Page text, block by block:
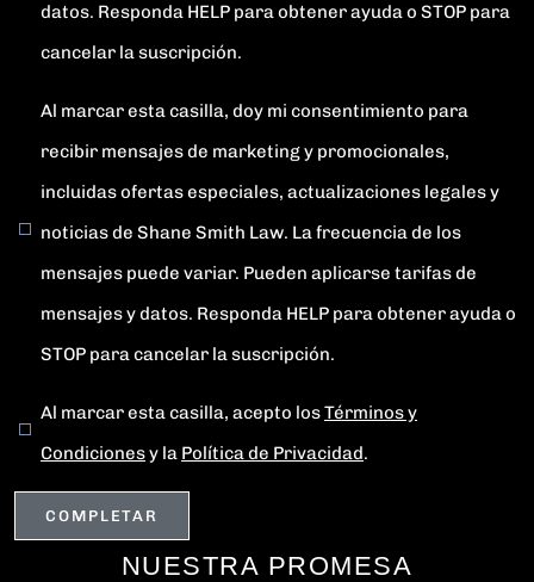
datos. Responda HELP para obtener ayuda o STOP para
cancelar la suscripción.
Al marcar esta casilla, doy mi consentimiento para
recibir mensajes de marketing y promocionales,
incluidas ofertas especiales, actualizaciones legales y
noticias de Shane Smith Law. La frecuencia de los
mensajes puede variar. Pueden aplicarse tarifas de
mensajes y datos. Responda HELP para obtener ayuda o
STOP para cancelar la suscripción.
Al marcar esta casilla, acepto losTérminos y
Condicionesy la Política de Privacidad.
NUESTRA PROMESA